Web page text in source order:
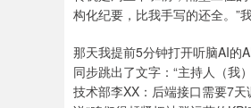
构化纪要，比我手写的还全。”
那天我提前5分钟打开听脑AI的
同步跳出了文字：“主持人（我
技术部李XX：后端接口需要7